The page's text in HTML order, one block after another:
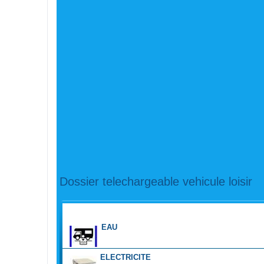
Dossier telechargeable vehicule loisir
EAU
ELECTRICITE